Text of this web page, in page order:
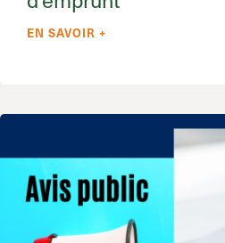
EN SAVOIR +